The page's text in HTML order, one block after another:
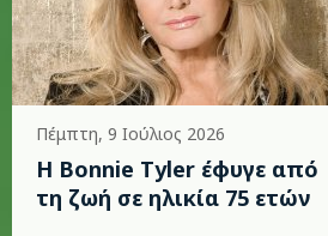
Πέμπτη, 9 Ιούλιος 2026
Η Bonnie Tyler έφυγε από
τη ζωή σε ηλικία 75 ετών